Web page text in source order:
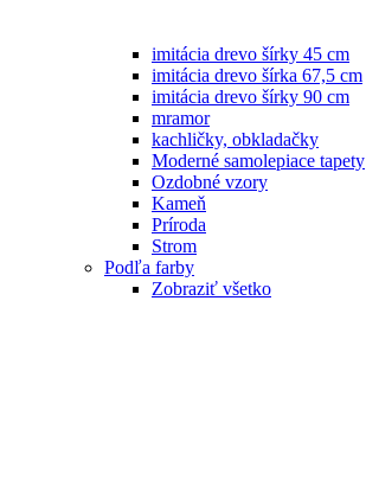
imitácia drevo šírky 45 cm
imitácia drevo šírka 67,5 cm
imitácia drevo šírky 90 cm
mramor
kachličky, obkladačky
Moderné samolepiace tapety
Ozdobné vzory
Kameň
Príroda
Strom
Podľa farby
Zobraziť všetko